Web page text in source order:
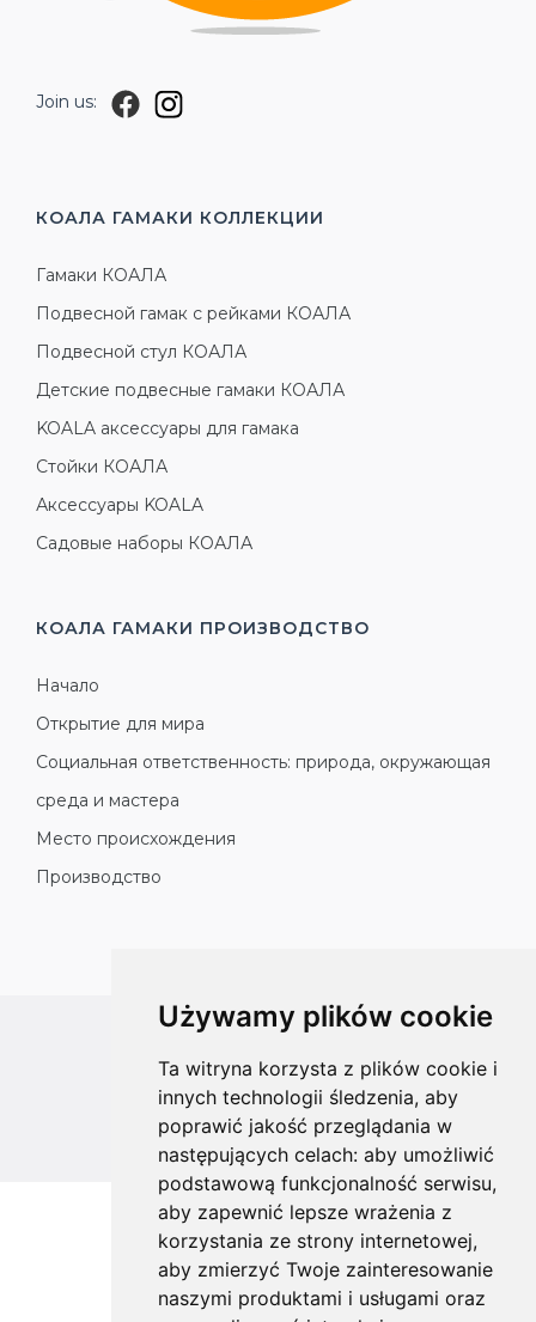
Używamy plików cookie
Ta witryna korzysta z plików cookie i
innych technologii śledzenia, aby
poprawić jakość przeglądania w
następujących celach: aby umożliwić
podstawową funkcjonalność serwisu,
aby zapewnić lepsze wrażenia z
korzystania ze strony internetowej,
aby zmierzyć Twoje zainteresowanie
naszymi produktami i usługami oraz
Join us:
КОАЛА ГАМАКИ КОЛЛЕКЦИИ
Гамаки КОАЛА
Подвесной гамак с рейками КОАЛА
Подвесной стул КОАЛА
Детские подвесные гамаки КОАЛА
KOALA аксессуары для гамака
Стойки КОАЛА
Аксессуары KOALA
Садовые наборы КОАЛА
КОАЛА ГАМАКИ ПРОИЗВОДСТВО
Начало
Открытие для мира
Социальная ответственность: природа, окружающая
среда и мастера
Место происхождения
Производство
Copyright © 2026 koalahammock.com
Designed byMOUTON interactive